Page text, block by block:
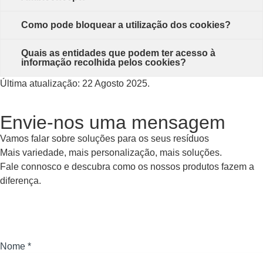
Como pode bloquear a utilização dos cookies?
Quais as entidades que podem ter acesso à
informação recolhida pelos cookies?
Última atualização: 22 Agosto 2025.
Envie-nos uma mensagem
Vamos falar sobre soluções para os seus resíduos
Mais variedade, mais personalização, mais soluções.
Fale connosco e descubra como os nossos produtos fazem a
diferença.
Nome *